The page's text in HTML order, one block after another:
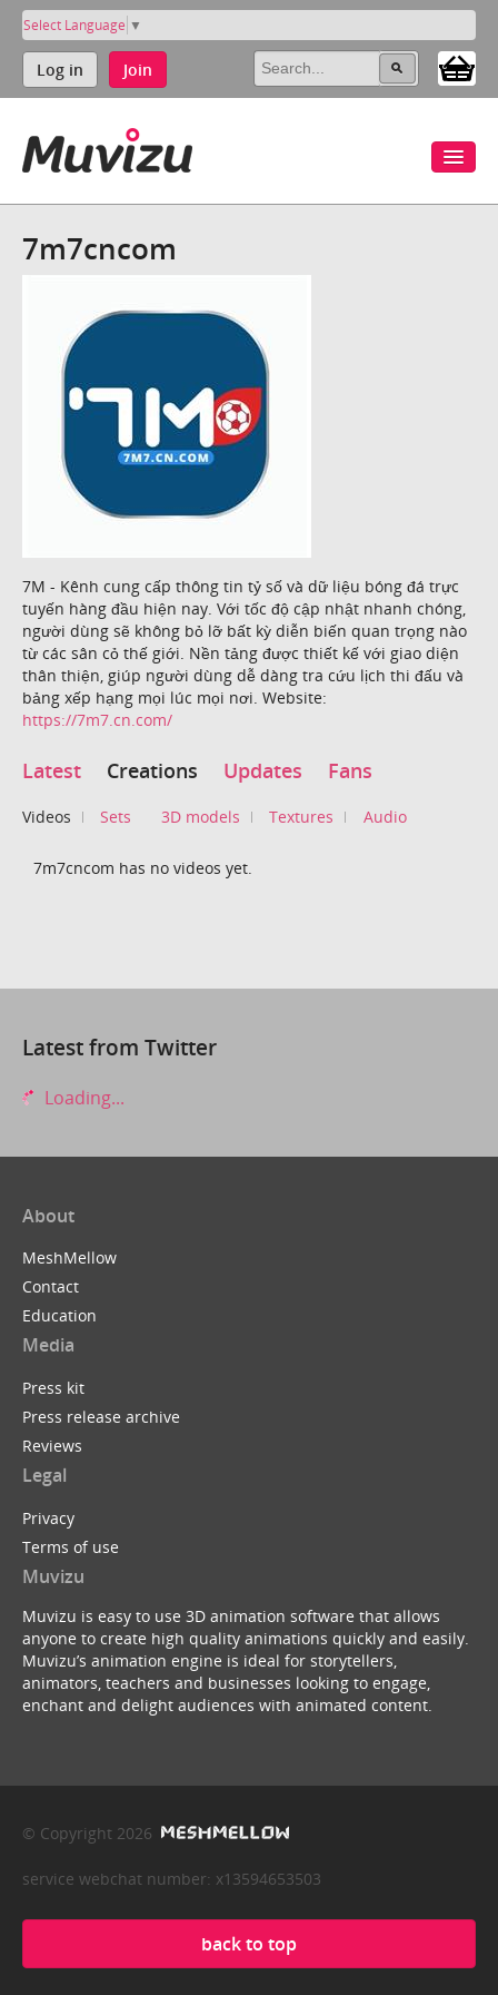
Select Language ▼
Log in Join
7m7cncom
7M - Kênh cung cấp thông tin tỷ số và dữ liệu bóng đá trực
tuyến hàng đầu hiện nay. Với tốc độ cập nhật nhanh chóng,
người dùng sẽ không bỏ lỡ bất kỳ diễn biến quan trọng nào
từ các sân cỏ thế giới. Nền tảng được thiết kế với giao diện
thân thiện, giúp người dùng dễ dàng tra cứu lịch thi đấu và
bảng xếp hạng mọi lúc mọi nơi. Website:
https://7m7.cn.com/
Latest Creations Updates Fans
Videos Sets 3D models Textures Audio
7m7cncom has no videos yet.
Latest from Twitter
Loading...
About
MeshMellow
Contact
Education
Media
Press kit
Press release archive
Reviews
Legal
Privacy
Terms of use
Muvizu
Muvizu is easy to use 3D animation software that allows
anyone to create high quality animations quickly and easily.
Muvizu’s animation engine is ideal for storytellers,
animators, teachers and businesses looking to engage,
enchant and delight audiences with animated content.
© Copyright 2026
service webchat number: x13594653503
back to top